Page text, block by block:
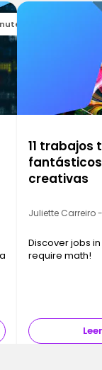
11 trabajos
creativas
Juliette Carreiro
Discover jobs
require math!